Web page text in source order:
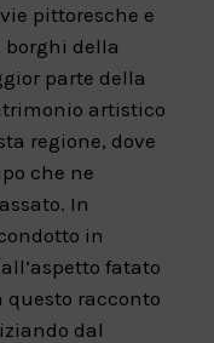
pittoresche e
della
parte della
artistico
regione, dove
che ne
In
in
fatato
questo racconto
dal